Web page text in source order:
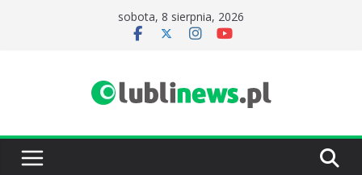
sobota, 8 sierpnia, 2026